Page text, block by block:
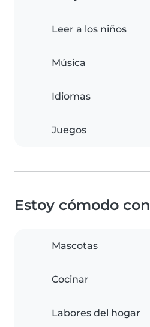
Leer a los niños
Música
Idiomas
Juegos
Estoy cómodo con
Mascotas
Cocinar
Labores del hogar